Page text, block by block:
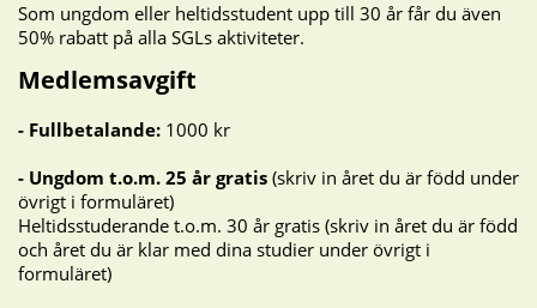
Som ungdom eller heltidsstudent upp till 30 år får du även
50% rabatt på alla SGLs aktiviteter.
Medlemsavgift
- Fullbetalande: 1000 kr
- Ungdom t.o.m. 25 år gratis (skriv in året du är född under
övrigt i formuläret)
Heltidsstuderande t.o.m. 30 år gratis (skriv in året du är född
och året du är klar med dina studier under övrigt i
formuläret)